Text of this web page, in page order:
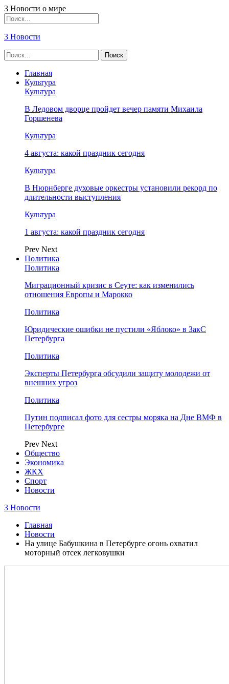
3 Новости о мире
3 Новости
Главная
Культура
Культура
В Ледовом дворце пройдет вечер памяти Михаила
Горшенева
Культура
4 августа: какой праздник сегодня
Культура
В Нюрнберге духовые оркестры установили рекорд по
длительности выступления
Культура
1 августа: какой праздник сегодня
Prev Next
Политика
Политика
Миграционный кризис в Сеуте: как изменились
отношения Европы и Марокко
Политика
Юридические ошибки не пустили «Яблоко» в ЗакС
Петербурга
Политика
Эксперты Петербурга обсудили защиту молодежи от
внешних угроз
Политика
Путин подписал фото для сестры моряка на Дне ВМФ в
Петербурге
Prev Next
Общество
Экономика
ЖКХ
Спорт
Новости
3 Новости
Главная
Новости
На улице Бабушкина в Петербурге огонь охватил
моторный отсек легковушки